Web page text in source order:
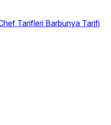
Tarifleri Barbunya Tarifi